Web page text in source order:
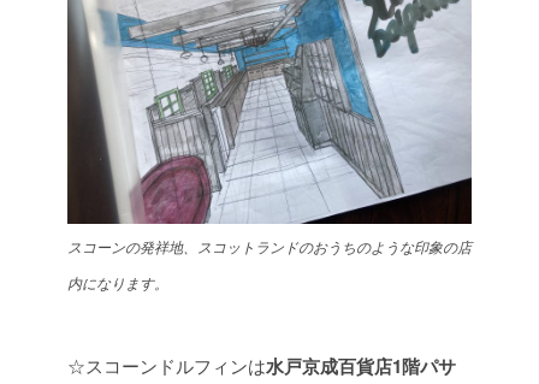
スコーンの発祥地、スコットランドのおうちのような印象の店
内になります。
☆スコーンドルフィンは水戸京成百貨店1階パサ